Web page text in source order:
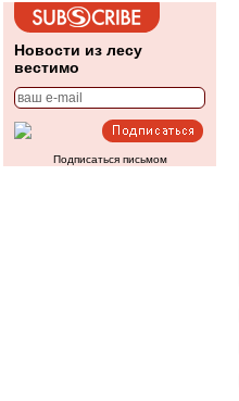
Новости из лесу
вестимо
Подписаться письмом